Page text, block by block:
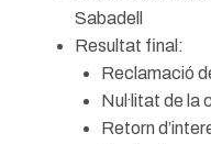
Sabadell
Resultat final:
Reclamació
Nul·litat de la
Retorn